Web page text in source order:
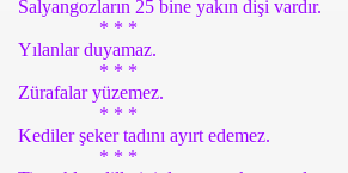
Salyangozların 25 bine yakın dişi vardır.
* * *
Yılanlar duyamaz.
* * *
Zürafalar yüzemez.
* * *
Kediler şeker tadını ayırt edemez.
* * *